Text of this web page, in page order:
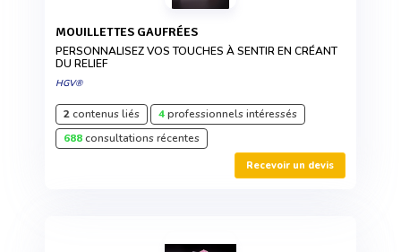
MOUILLETTES GAUFRÉES
PERSONNALISEZ VOS TOUCHES À SENTIR EN CRÉANT
DU RELIEF
HGV®
2contenus liés 4professionnels intéressés
688consultations récentes
Recevoir un devis